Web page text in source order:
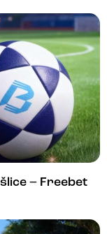
– Freebet